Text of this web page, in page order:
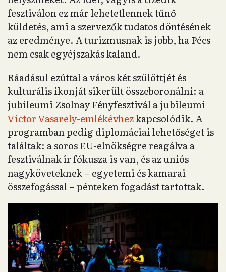
fesztiválon ez már lehetetlennek tűnő
küldetés, ami a szervezők tudatos döntésének
az eredménye. A turizmusnak is jobb, ha Pécs
nem csak egyéjszakás kaland.
Ráadásul ezúttal a város két szülöttjét és
kulturális ikonját sikerült összeboronálni: a
jubileumi Zsolnay Fényfesztivál a jubileumi
Victor Vasarely-emlékévhezkapcsolódik. A
programban pedig diplomáciai lehetőséget is
találtak: a soros EU-elnökségre reagálva a
fesztiválnak ír fókusza is van, és az uniós
nagyköveteknek – egyetemi és kamarai
összefogással – pénteken fogadást tartottak.